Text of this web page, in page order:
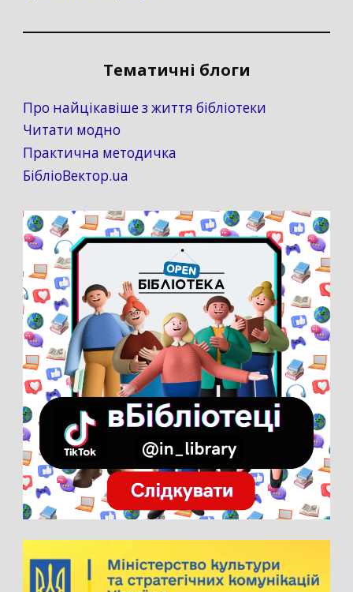
Тематичні блоги
Про найцікавіше з життя бібліотеки
Читати модно
Практична методичка
БібліоВектор.ua